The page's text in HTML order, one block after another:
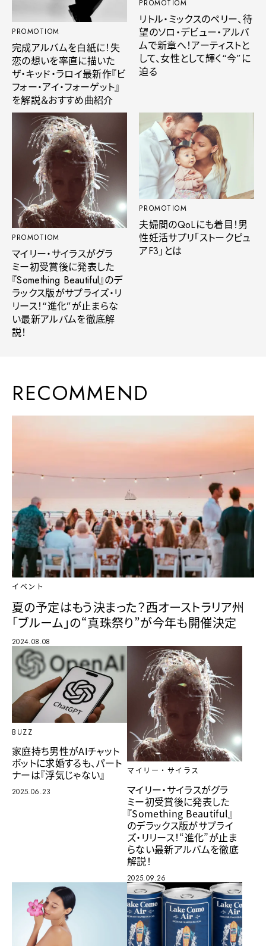
PROMOTIOM
完成アルバムを白紙に！失
恋の想いを率直に描いた
ザ・キッド・ラロイ最新作『ビ
フォー・アイ・フォーゲット』
を解説＆おすすめ曲紹介
PROMOTIOM
リトル・ミックスのペリー、待
望のソロ・デビュー・アルバ
ムで新章へ！アーティストと
して、女性として輝く“今”に
迫る
PROMOTIOM
マイリー・サイラスがグラ
ミー初受賞後に発表した
『Something Beautiful』のデ
ラックス版がサプライズ・リ
リース！“進化”が止まらな
い最新アルバムを徹底解
説！
PROMOTIOM
夫婦間のQoLにも着目！男
性妊活サプリ「ストークピュ
アF3」とは
RECOMMEND
イベント
夏の予定はもう決まった？西オーストラリア州
「ブルーム」の“真珠祭り”が今年も開催決定
2024.08.08
BUZZ
家庭持ち男性がAIチャット
ボットに求婚するも、パート
ナーは『浮気じゃない』
2025.06.23
マイリー・サイラス
マイリー・サイラスがグラ
ミー初受賞後に発表した
『Something Beautiful』
のデラックス版がサプライ
ズ・リリース！“進化”が止ま
らない最新アルバムを徹底
解説！
2025.09.26